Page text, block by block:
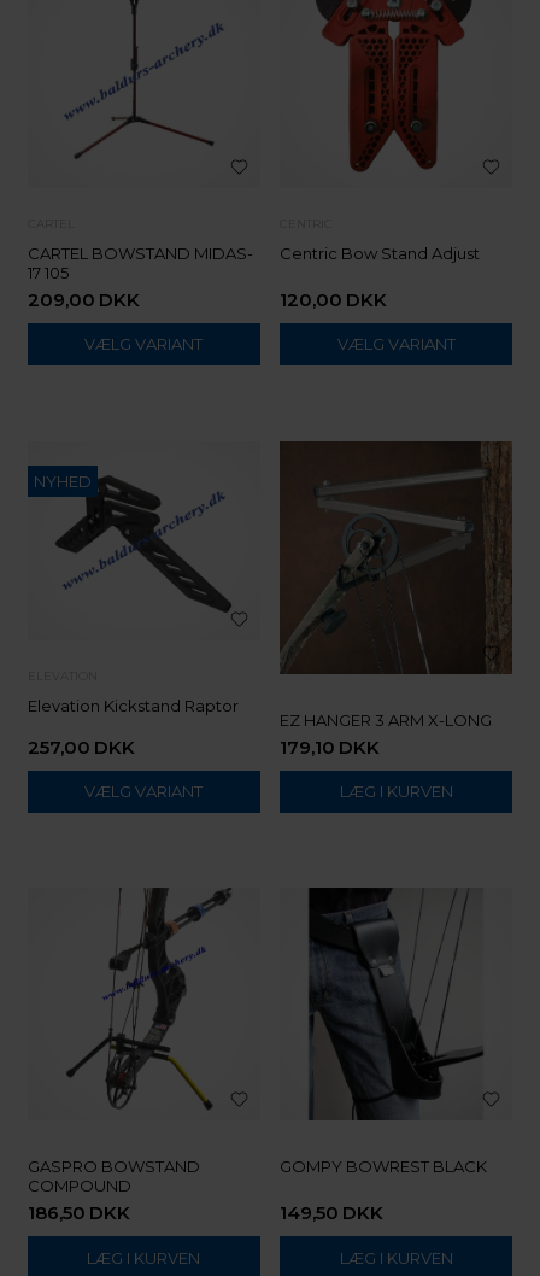
CARTEL BOWSTAND MIDAS-
17 105
209,00 DKK
VÆLG VARIANT
Centric Bow Stand Adjust
120,00 DKK
VÆLG VARIANT
NYHED
Elevation Kickstand Raptor
257,00 DKK
VÆLG VARIANT
EZ HANGER 3 ARM X-LONG
179,10 DKK
GASPRO BOWSTAND
COMPOUND
186,50 DKK
GOMPY BOWREST BLACK
149,50 DKK